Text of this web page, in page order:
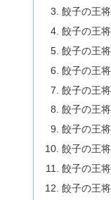
餃子の王
餃子の王
餃子の王
餃子の王
餃子の王
餃子の王
餃子の王
餃子の王
餃子の王
餃子の王